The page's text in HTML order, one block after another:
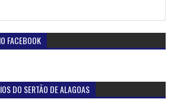
FACEBOOK
DO SERTÃO DE ALAGOAS